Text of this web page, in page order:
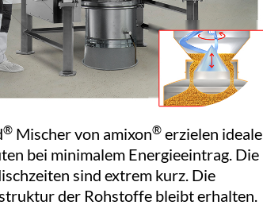
®Mischer von amixon®erzielen ideale
bei minimalem Energieeintrag. Die
sind extrem kurz. Die
der Rohstoffe bleibt erhalten.